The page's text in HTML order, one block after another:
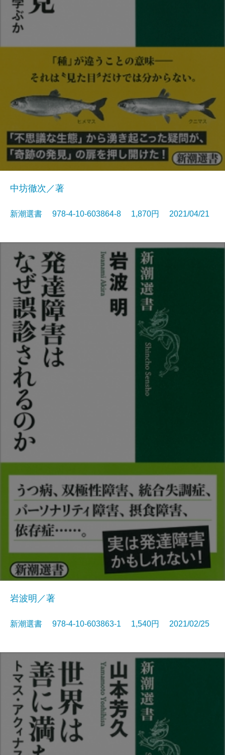
中坊徹次／著
新潮選書 978-4-10-603864-8 1,870円 2021/04/21
岩波明／著
新潮選書 978-4-10-603863-1 1,540円 2021/02/25